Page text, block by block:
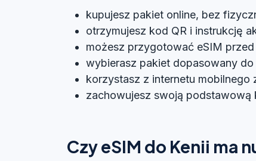
kupujesz pakiet online, bez
otrzymujesz kod QR i instrukcję
możesz przygotować eSIM
wybierasz pakiet dopasowany do
korzystasz z internetu mobilnego
zachowujesz swoją podstawową
Czy eSIM do Kenii ma